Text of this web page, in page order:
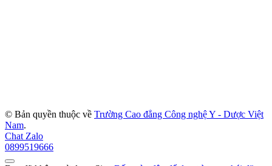
© Bản quyền thuộc về Trường Cao đẳng Công nghệ Y - Dược Việt
Nam.
Chat Zalo
0899519666